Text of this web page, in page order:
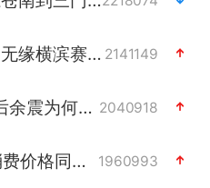
王艺迪2-4张本美和 无缘横滨赛决赛 2141149
四川宜宾5.5级地震后余震为何不断 2040918
2026年7月份居民消费价格同比上涨0.5% 1960993